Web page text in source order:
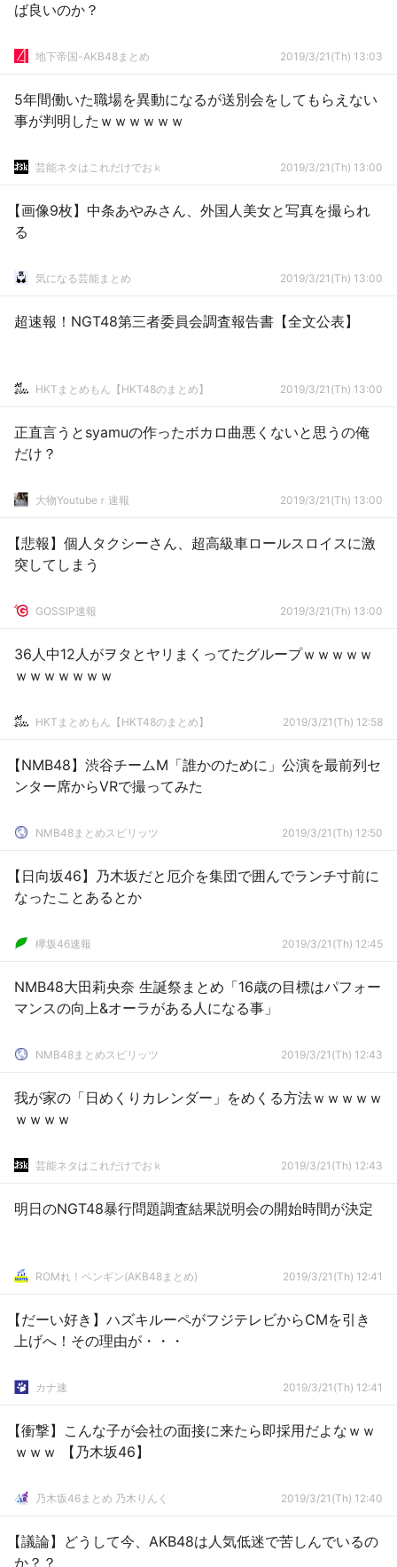
ば良いのか？
地下帝国-AKB48まとめ 2019/3/21(Th) 13:03
5年間働いた職場を異動になるが送別会をしてもらえない
事が判明したｗｗｗｗｗｗ
芸能ネタはこれだけでおｋ 2019/3/21(Th) 13:00
【画像9枚】中条あやみさん、外国人美女と写真を撮られ
る
気になる芸能まとめ 2019/3/21(Th) 13:00
超速報！NGT48第三者委員会調査報告書【全文公表】
HKTまとめもん【HKT48のまとめ】 2019/3/21(Th) 13:00
正直言うとsyamuの作ったボカロ曲悪くないと思うの俺
だけ？
大物Youtubeｒ速報 2019/3/21(Th) 13:00
【悲報】個人タクシーさん、超高級車ロールスロイスに激
突してしまう
GOSSIP速報 2019/3/21(Th) 13:00
36人中12人がヲタとヤリまくってたグループｗｗｗｗｗ
ｗｗｗｗｗｗｗ
HKTまとめもん【HKT48のまとめ】 2019/3/21(Th) 12:58
【NMB48】渋谷チームM「誰かのために」公演を最前列セ
ンター席からVRで撮ってみた
NMB48まとめスピリッツ 2019/3/21(Th) 12:50
【日向坂46】乃木坂だと厄介を集団で囲んでランチ寸前に
なったことあるとか
欅坂46速報 2019/3/21(Th) 12:45
NMB48大田莉央奈 生誕祭まとめ「16歳の目標はパフォー
マンスの向上&オーラがある人になる事」
NMB48まとめスピリッツ 2019/3/21(Th) 12:43
我が家の「日めくりカレンダー」をめくる方法ｗｗｗｗｗ
ｗｗｗｗ
芸能ネタはこれだけでおｋ 2019/3/21(Th) 12:43
明日のNGT48暴行問題調査結果説明会の開始時間が決定
ROMれ！ペンギン(AKB48まとめ) 2019/3/21(Th) 12:41
【だーい好き】ハズキルーペがフジテレビからCMを引き
上げへ！その理由が・・・
カナ速 2019/3/21(Th) 12:41
【衝撃】こんな子が会社の面接に来たら即採用だよなｗｗ
ｗｗｗ 【乃木坂46】
乃木坂46まとめ 乃木りんく 2019/3/21(Th) 12:40
【議論】どうして今、AKB48は人気低迷で苦しんでいるの
か？？